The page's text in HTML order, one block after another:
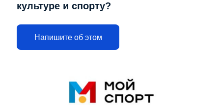
культуре и спорту?
Напишите об этом